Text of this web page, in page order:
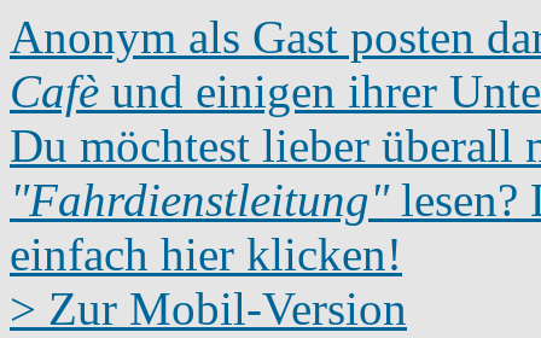
Anonym als Gast posten
Cafè und einigen ihrer
Du möchtest lieber überall
"Fahrdienstleitung"lesen?
einfach hier klicken!
> Zur Mobil-Version